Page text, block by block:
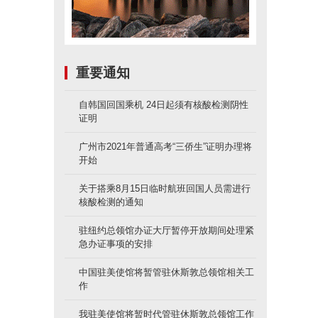
重要通知
自韩国回国乘机 24日起须有核酸检测阴性
证明
广州市2021年普通高考“三侨生”证明办理将
开始
关于搭乘8月15日临时航班回国人员需进行
核酸检测的通知
驻纽约总领馆办证大厅暂停开放期间处理紧
急办证事项的安排
中国驻美使馆将暂管驻休斯敦总领馆相关工
作
我驻美使馆将暂时代管驻休斯敦总领馆工作